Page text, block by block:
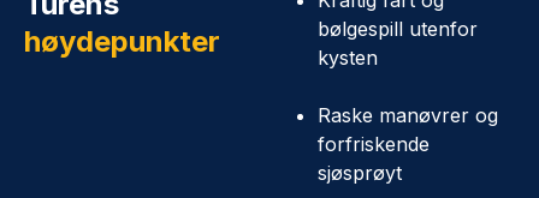
høydepunkter
bølgespill utenfor
kysten
Raske manøvrer og
forfriskende
sjøsprøyt